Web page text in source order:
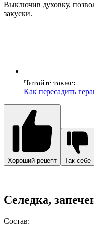
Выключив духовку,
закуски.
Читайте также:
Как пересадить
Хороший рецепт Так себе
Селедка,
Состав: